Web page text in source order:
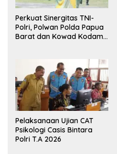
Perkuat Sinergitas TNI-
Polri, Polwan Polda Papua
Barat dan Kowad Kodam
Persahabatan
Pelaksanaan Ujian CAT
Psikologi Casis Bintara
Polri T.A 2026